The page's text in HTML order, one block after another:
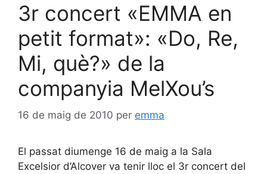
3r concert «EMMA en
petit format»: «Do, Re,
Mi, què?» de la
companyia MelXou’s
16 de maig de 2010 per emma
El passat diumenge 16 de maig a la Sala
Excelsior d’Alcover va tenir lloc el 3r concert del